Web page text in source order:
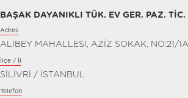
BAŞAK DAYANIKLI TÜK. EV GER. PAZ. TİC.
Adres
ALİBEY MAHALLESİ, AZİZ SOKAK, NO:21/
İlçe / İl
SİLİVRİ / İSTANBUL
Telefon